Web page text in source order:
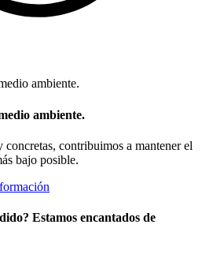
ambiente.
contribuimos a mantener el
bajo posible.
Estamos encantados de